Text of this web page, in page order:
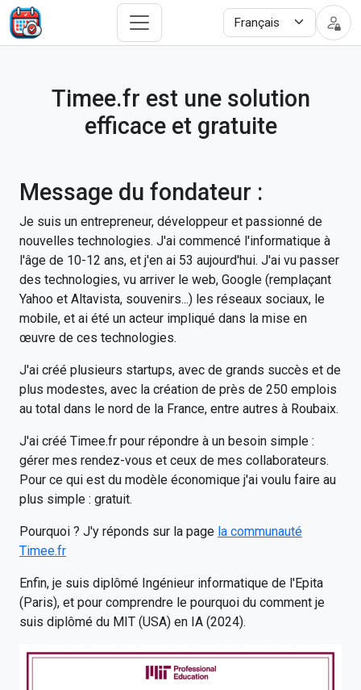
Timee.fr est une solution
efficace et gratuite
Message du fondateur :
Je suis un entrepreneur, développeur et passionné de
nouvelles technologies. J'ai commencé l'informatique à
l'âge de 10-12 ans, et j'en ai 53 aujourd'hui. J'ai vu passer
des technologies, vu arriver le web, Google (remplaçant
Yahoo et Altavista, souvenirs...) les réseaux sociaux, le
mobile, et ai été un acteur impliqué dans la mise en
œuvre de ces technologies.
J'ai créé plusieurs startups, avec de grands succès et de
plus modestes, avec la création de près de 250 emplois
au total dans le nord de la France, entre autres à Roubaix.
J'ai créé Timee.fr pour répondre à un besoin simple :
gérer mes rendez-vous et ceux de mes collaborateurs.
Pour ce qui est du modèle économique j'ai voulu faire au
plus simple : gratuit.
Pourquoi ? J'y réponds sur la page la communauté
Timee.fr
Enfin, je suis diplômé Ingénieur informatique de l'Epita
(Paris), et pour comprendre le pourquoi du comment je
suis diplômé du MIT (USA) en IA (2024).